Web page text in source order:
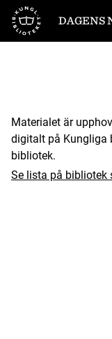
Till startsidan
DAGENS
Materialet är
digitalt på Kungliga
bibliotek.
Se lista på bibliotek